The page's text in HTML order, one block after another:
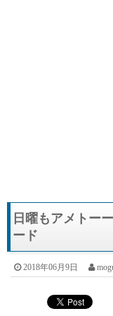
日曜もアメトー
ード
2018年06月9日